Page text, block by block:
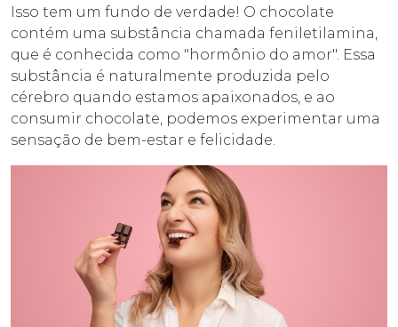
Isso tem um fundo de verdade! O chocolate
contém uma substância chamada feniletilamina,
que é conhecida como "hormônio do amor". Essa
substância é naturalmente produzida pelo
cérebro quando estamos apaixonados, e ao
consumir chocolate, podemos experimentar uma
sensação de bem-estar e felicidade.